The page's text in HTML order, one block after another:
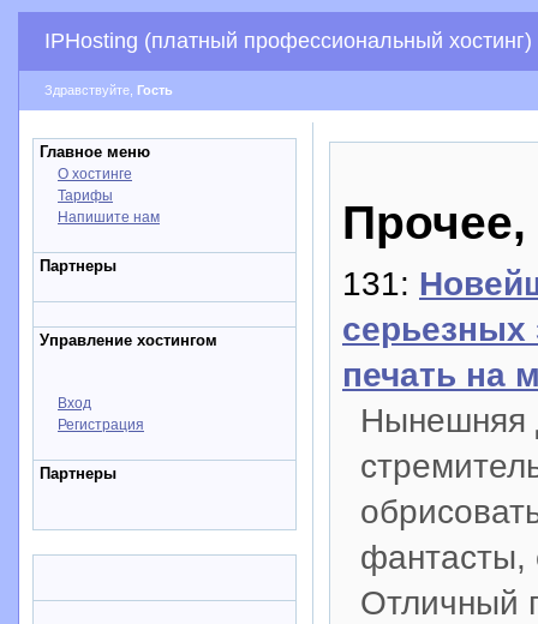
IPHosting (платный профессиональный хостинг)
Здравствуйте, Гость
Главное меню
О хостинге
Тарифы
Напишите нам
Партнеры
Управление хостингом
Вход
Регистрация
Партнеры
Прочее,
131:
серьезных
печать на
Нынешняя
фантасты,
Отличный